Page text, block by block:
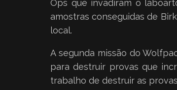
Ops que invadiram o
amostras conseguidas de
local.
A segunda missão do
para destruir provas que
trabalho de destruir as